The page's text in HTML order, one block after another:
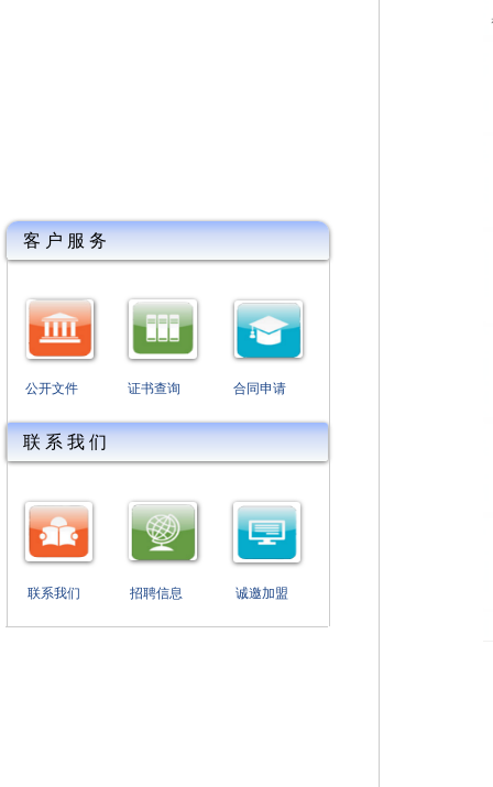
客 户 服 务
证书查询 合同申请
公开文件
联 系 我 们
招聘信息
联系我们 诚邀加盟